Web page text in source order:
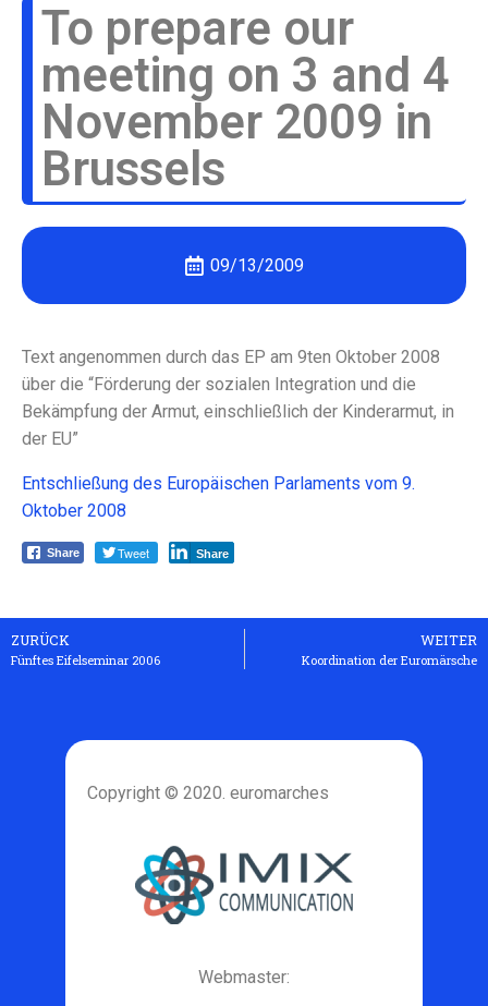
To prepare our
meeting on 3 and 4
November 2009 in
Brussels
09/13/2009
Text angenommen durch das EP am 9ten Oktober 2008
über die “Förderung der sozialen Integration und die
Bekämpfung der Armut, einschließlich der Kinderarmut, in
der EU”
Entschließung des Europäischen Parlaments vom 9.
Oktober 2008
Share Tweet Share
ZURÜCK
Fünftes Eifelseminar 2006
WEITER
Koordination der Euromärsche
Copyright © 2020. euromarches
Webmaster: